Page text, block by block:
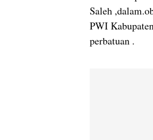
Saleh
PWI
perbatuan .